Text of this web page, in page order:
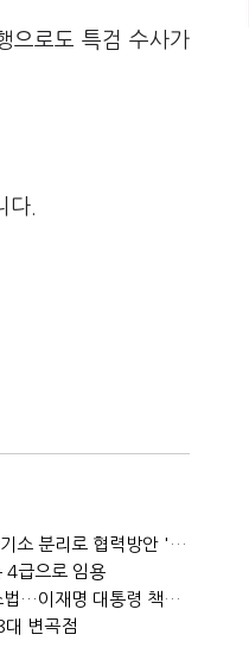
으로도 특검 수사가
다.
중수청, '5대 합수과' 띄운다는데…수사·기소 분리로 협력방안 '부재'
급으로 임용
(단독)박영진 검사장 "'누더기 걸레' 형소법…이재명 대통령 책임져야"
변곡점